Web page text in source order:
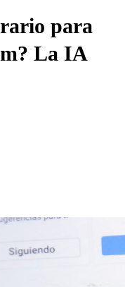
para
La IA